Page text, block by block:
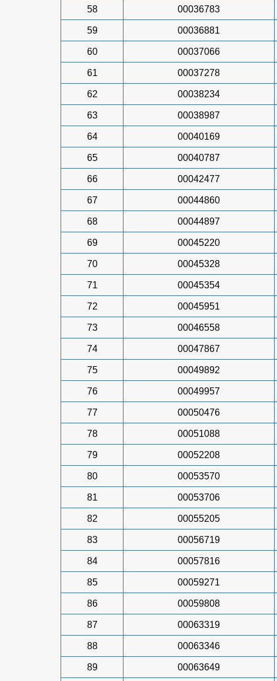
58 00036783
59 00036881
60 00037066
61 00037278
62 00038234
63 00038987
64 00040169
65 00040787
66 00042477
67 00044860
68 00044897
69 00045220
70 00045328
71 00045354
72 00045951
73 00046558
74 00047867
75 00049892
76 00049957
77 00050476
78 00051088
79 00052208
80 00053570
81 00053706
82 00055205
83 00056719
84 00057816
85 00059271
86 00059808
87 00063319
88 00063346
89 00063649